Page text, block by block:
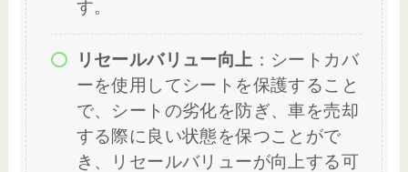
す。
リセールバリュー向上 ：シートカバ
ーを使用してシートを保護すること
で、シートの劣化を防ぎ、車を売却
する際に良い状態を保つことがで
き、リセールバリューが向上する可